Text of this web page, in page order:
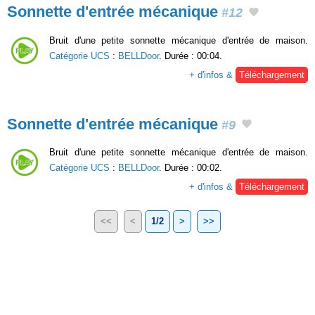
Sonnette d'entrée mécanique #12
Bruit d'une petite sonnette mécanique d'entrée de maison.
Catégorie UCS : BELLDoor. Durée : 00:04.
+ d'infos &
Téléchargement
Sonnette d'entrée mécanique #9
Bruit d'une petite sonnette mécanique d'entrée de maison.
Catégorie UCS : BELLDoor. Durée : 00:02.
+ d'infos & Téléchargement
<< < 1/2 > >>